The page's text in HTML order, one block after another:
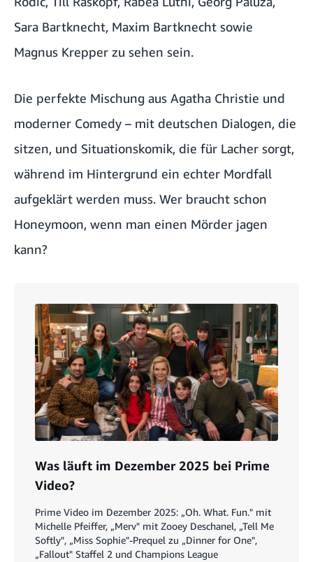
Sara Bartknecht, Maxim Bartknecht sowie
Magnus Krepper zu sehen sein.
Die perfekte Mischung aus Agatha Christie und
moderner Comedy – mit deutschen Dialogen, die
sitzen, und Situationskomik, die für Lacher sorgt,
während im Hintergrund ein echter Mordfall
aufgeklärt werden muss. Wer braucht schon
Honeymoon, wenn man einen Mörder jagen
kann?
Was läuft im Dezember 2025 bei Prime
Video?
Prime Video im Dezember 2025: „Oh. What. Fun." mit
Michelle Pfeiffer, „Merv" mit Zooey Deschanel, „Tell Me
Softly", „Miss Sophie"-Prequel zu „Dinner for One",
„Fallout" Staffel 2 und Champions League